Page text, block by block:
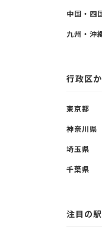
中国・四
九州・沖
行政区
東京都
神奈川県
埼玉県
千葉県
注目の